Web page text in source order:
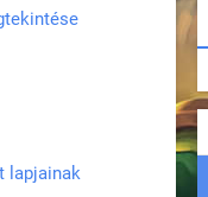
lapjainak